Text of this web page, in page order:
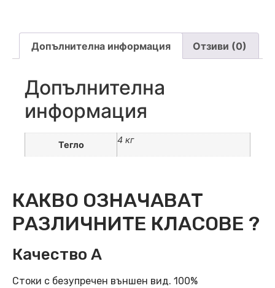
Допълнителна информация Отзиви (0)
Допълнителна
информация
Тегло 4 кг
КАКВО ОЗНАЧАВАТ
РАЗЛИЧНИТЕ КЛАСОВЕ ?
Качество А
Стоки с безупречен външен вид. 100%